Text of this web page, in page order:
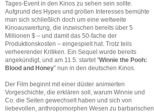
Tages-Event in den Kinos zu sehen sein sollte.
Aufgrund des Hypes und großen Interesses bemühte
man sich schließlich doch um eine weltweite
Kinoauswertung, die inzwischen bereits über 5
Millionen $ – und damit das 50-fache der
Produktionskosten – eingespielt hat. Trotz teils
verheerender Kritiken. Ein Sequel wurde bereits
angekündigt, und am 11.5. startet "Winnie the Pooh:
Blood and Honey” nun in den deutschen Kinos.
Der Film beginnt mit einer düster animierten
Vorgeschichte, die erklären soll, warum Winnie und
Co. die Seiten gewechselt haben und sich von
liebevollen, anthropomorphen Wesen zu barbarischen